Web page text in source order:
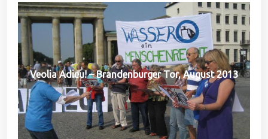
Veolia Adieu! – Brandenburger Tor, August 2013